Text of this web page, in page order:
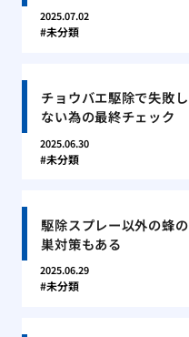
2025.07.02
未分類
チョウバエ駆除で失敗し
ない為の最終チェック
2025.06.30
未分類
駆除スプレー以外の蜂の
巣対策もある
2025.06.29
未分類